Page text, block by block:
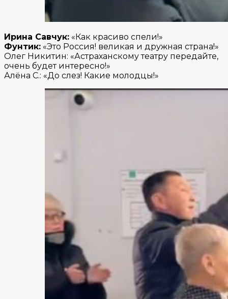
Ирина Савчук: «Как красиво спели!»
Фунтик: «Это Россия! великая и дружная страна!»
Олег Никитин: «Астраханскому театру передайте,
очень будет интересно!»
Алёна С.: «До слез! Какие молодцы!»